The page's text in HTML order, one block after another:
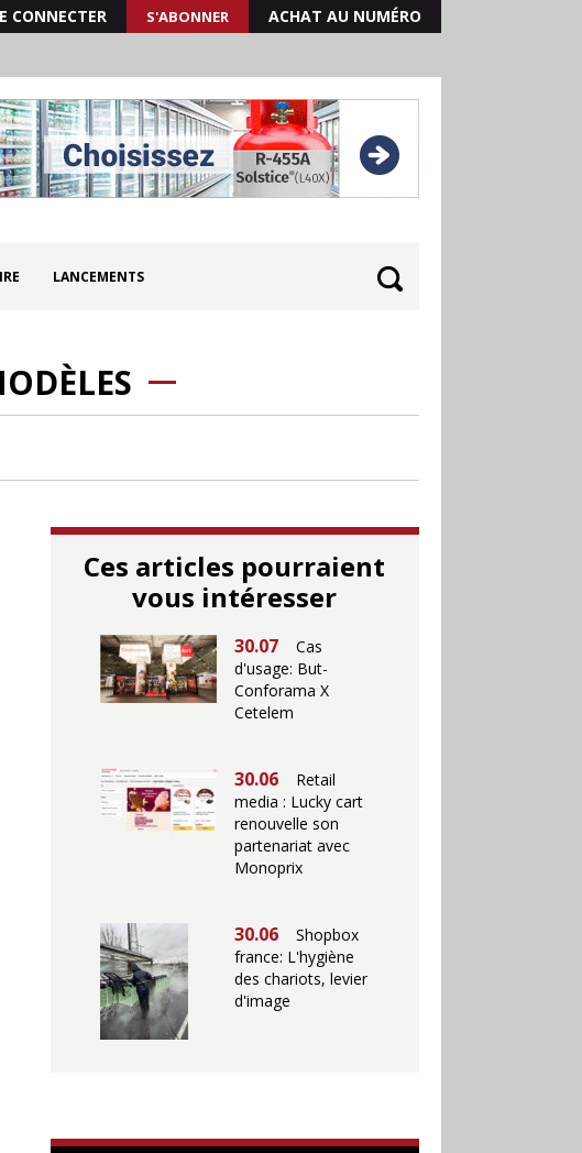
CONNECTER S'ABONNER ACHAT AU NUMÉRO
LANCEMENTS
Ces articles pourraient
vous intéresser
30.07
Cas
d'usage: But-
Conforama X
Cetelem
30.06
Retail
media : Lucky cart
renouvelle son
partenariat avec
Monoprix
30.06
Shopbox
france: L'hygiène
des chariots, levier
d'image